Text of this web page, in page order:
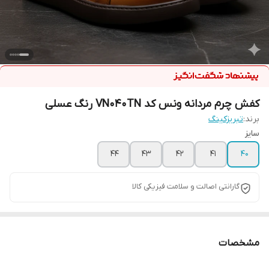
کفش چرم مردانه ونس کد VN040TN رنگ عسلی
برند:تبریزکینگ
سایز
40
41
42
43
44
گارانتی اصالت و سلامت فیزیکی کالا
مشخصات